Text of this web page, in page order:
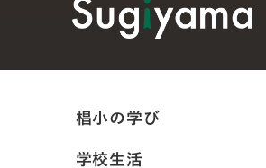
椙小の学び
学校生活